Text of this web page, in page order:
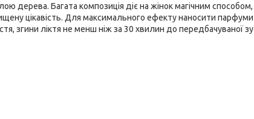
дерева. Багата композиція діє на жінок магічним способом,
цікавість. Для максимального ефекту наносити парфуми
згини ліктя не менш ніж за 30 хвилин до передбачуваної